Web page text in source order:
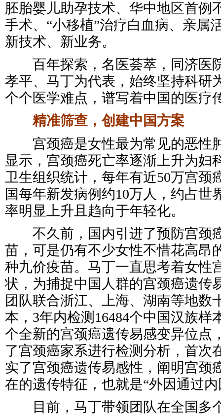
胚胎婴儿助孕技术、华中地区首例
手术、“小移植”治疗白血病、亲属
新技术、新业务。
百年探索，名医荟萃，同济医
孝平、马丁为代表，始终坚持科研
个个医学难点，谱写着中国的医疗
精准筛查，创建中国方案
宫颈癌是女性最为常见的恶性
显示，宫颈癌死亡率逐渐上升为妇
卫生组织统计，每年有近50万宫颈
国每年新发病例约10万人，约占世
率明显上升且趋向于年轻化。
不久前，国内引进了预防宫颈
苗，可是仍有不少女性不惜花高昂
种九价疫苗。马丁一直思考着女性
状，为捕捉中国人群的宫颈癌遗传
团队联合浙江、上海、湖南等地数
本，3年内检测16484个中国汉族样
个全新的宫颈癌遗传易感变异位点
了宫颈癌家系进行检测分析，首次
实了宫颈癌遗传易感性，阐明宫颈
在的遗传特征，也就是“外因通过
目前，马丁带领团队在全国多